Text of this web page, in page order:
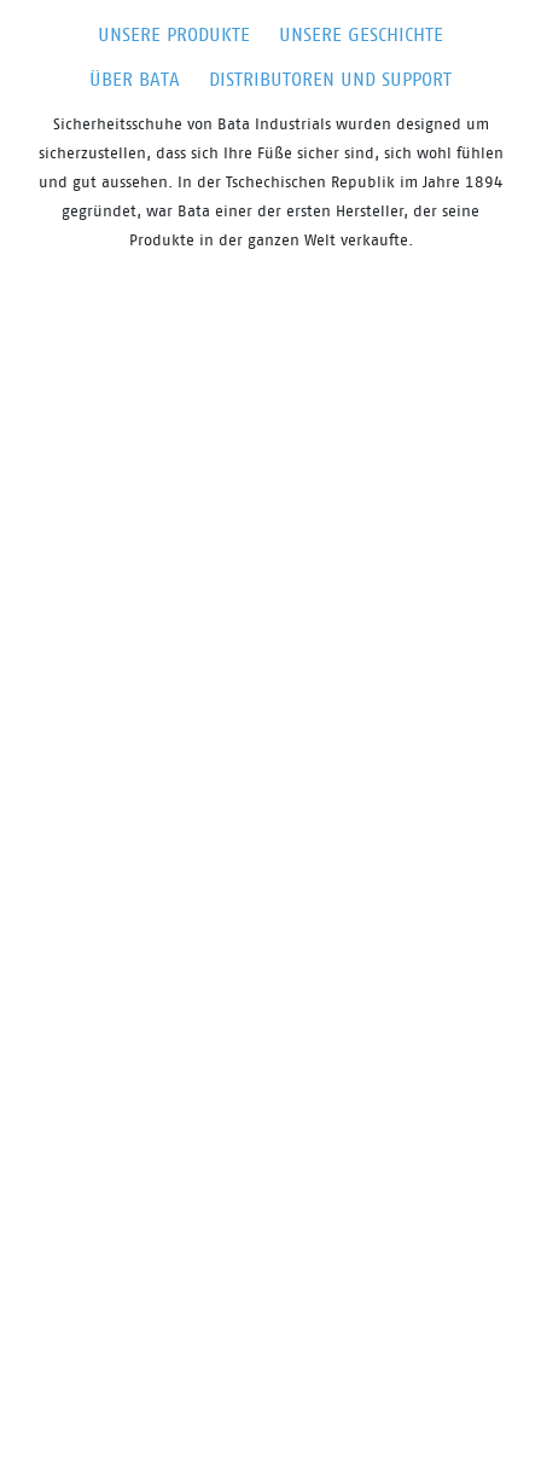
UNSERE PRODUKTE
UNSERE GESCHICHTE
ÜBER BATA
DISTRIBUTOREN UND SUPPORT
Sicherheitsschuhe von Bata Industrialswurden designed um
sicherzustellen, dass sich Ihre Füße sicher sind, sich wohl fühlen
und gut aussehen. In der Tschechischen Republik im Jahre 1894
gegründet, war Bata einer der ersten Hersteller, der seine
Produkte in der ganzen Welt verkaufte.